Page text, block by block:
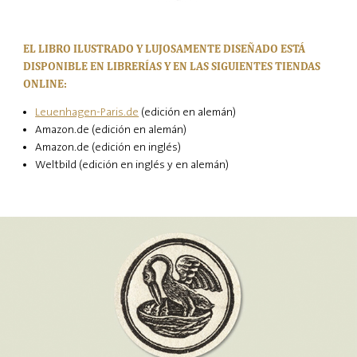
EL LIBRO ILUSTRADO Y LUJOSAMENTE DISEÑADO ESTÁ
DISPONIBLE EN LIBRERÍAS Y EN LAS SIGUIENTES TIENDAS
ONLINE:
Leuenhagen-Paris.de (edición en alemán)
Amazon.de (edición en alemán)
Amazon.de (edición en inglés)
Weltbild (edición en inglés y en alemán)